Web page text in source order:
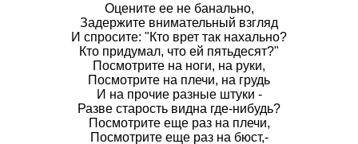
Оцените ее не банально,
Задержите внимательный взгляд
И спросите: "Кто врет так нахально?
Кто придумал, что ей пятьдесят?"
Посмотрите на ноги, на руки,
Посмотрите на плечи, на грудь
И на прочие разные штуки -
Разве старость видна где-нибудь?
Посмотрите еще раз на плечи,
Посмотрите еще раз на бюст,-